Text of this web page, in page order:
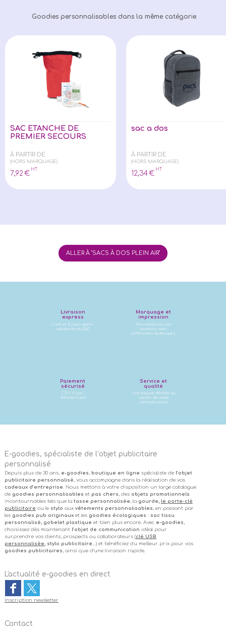
Goodies personnalisables dans la même catégorie
SAC ÉTANCHE DE
PREMIER SECOURS
À PARTIR DE
(HORS MARQUAGE)
7,92 €
HT
sac a dos
À PARTIR DE
(HORS MARQUAGE)
12,34€
HT
ALLER À "SACS À DOS PLEIN AIR"
Livraison
express
Livré en 8 jours après
validation du BàT
Marquage et
impression
Personnalisez vos
produits avec
différentes techniques
Paiement
sécurisé
CB / Visa /
MasterCard
Service et
qualité
Une équipe dédiée au
succès de votre
communication
E-goodies, spécialiste de l’objet publicitaire
personnalisé
Depuis plus de 30 ans, e-goodies , boutique en ligne spécialiste de l’objet
publicitaire personnalisé , vous accompagne dans la réalisation de vos
cadeaux d’entreprise. Nous mettons à votre disposition un large catalogue
de goodies personnalisables et pas chers , des objets promotionnels
incontournables tels que la tasse personnalisée , la gourde, le porte-clé
publicitaire ou le stylo aux vêtements personnalisables , en passant par
les goodies pub originauxet les goodies écologiques : sac tissu
personnalisé, gobelet plastique et bien plus encore. Avec e-goodies ,
choisissez dès maintenant l’objet de communication idéal pour
surprendre vos clients, prospects ou collaborateurs (clé USB
personnalisée, stylo publicitaire…) et bénéficiez du meilleur prix pour vos
goodies publicitaires , ainsi que d’une livraison rapide.
L'actualité e-goodies en direct
Inscription newsletter
Contact